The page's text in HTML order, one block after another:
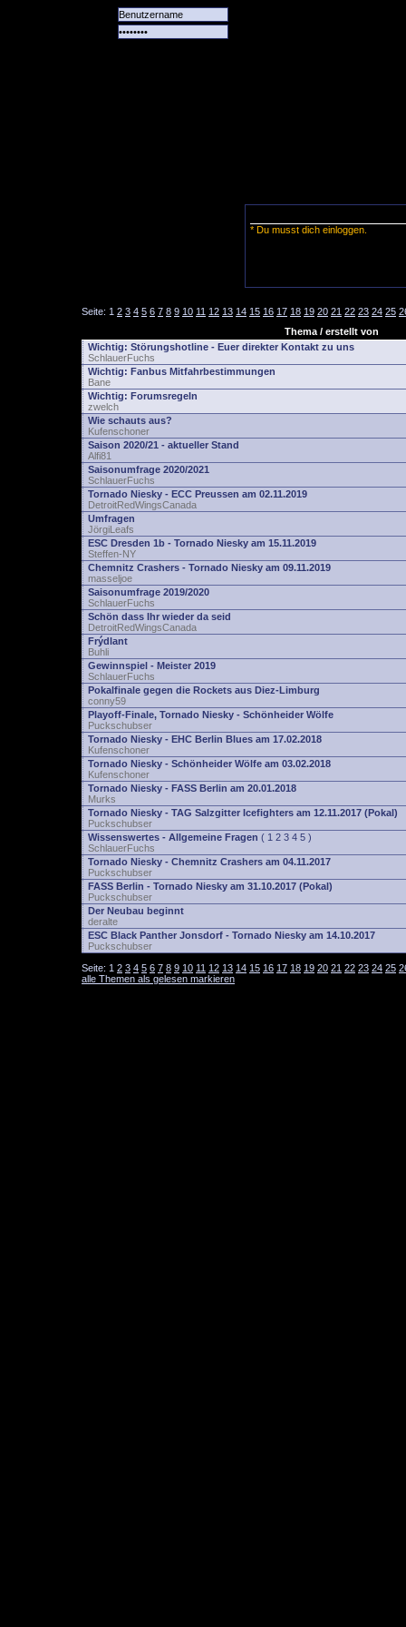
* Du musst dich einloggen.
Seite: 1 2 3 4 5 6 7 8 9 10 11 12 13 14 15 16 17 18 19 20 21 22 23 24 25
Thema / erstellt von
Wichtig: Störungshotline - Euer direkter Kontakt zu uns
SchlauerFuchs
Wichtig: Fanbus Mitfahrbestimmungen
Bane
Wichtig: Forumsregeln
zwelch
Wie schauts aus?
Kufenschoner
Saison 2020/21 - aktueller Stand
Alfi81
Saisonumfrage 2020/2021
SchlauerFuchs
Tornado Niesky - ECC Preussen am 02.11.2019
DetroitRedWingsCanada
Umfragen
JörgiLeafs
ESC Dresden 1b - Tornado Niesky am 15.11.2019
Steffen-NY
Chemnitz Crashers - Tornado Niesky am 09.11.2019
masseljoe
Saisonumfrage 2019/2020
SchlauerFuchs
Schön dass Ihr wieder da seid
DetroitRedWingsCanada
Frýdlant
Buhli
Gewinnspiel - Meister 2019
SchlauerFuchs
Pokalfinale gegen die Rockets aus Diez-Limburg
conny59
Playoff-Finale, Tornado Niesky - Schönheider Wölfe
Puckschubser
Tornado Niesky - EHC Berlin Blues am 17.02.2018
Kufenschoner
Tornado Niesky - Schönheider Wölfe am 03.02.2018
Kufenschoner
Tornado Niesky - FASS Berlin am 20.01.2018
Murks
Tornado Niesky - TAG Salzgitter Icefighters am 12.11.2017 (Pokal)
Puckschubser
Wissenswertes - Allgemeine Fragen ( 1 2 3 4 5 )
SchlauerFuchs
Tornado Niesky - Chemnitz Crashers am 04.11.2017
Puckschubser
FASS Berlin - Tornado Niesky am 31.10.2017 (Pokal)
Puckschubser
Der Neubau beginnt
deralte
ESC Black Panther Jonsdorf - Tornado Niesky am 14.10.2017
Puckschubser
Seite: 1 2 3 4 5 6 7 8 9 10 11 12 13 14 15 16 17 18 19 20 21 22 23 24 25
alle Themen als gelesen markieren